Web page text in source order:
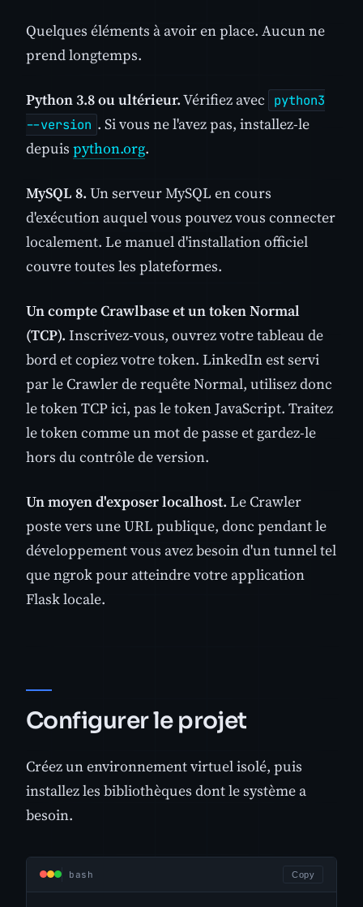
Quelques éléments à avoir en place. Aucun ne
prend longtemps.
Python 3.8 ou ultérieur.Vérifiez avec
python3
--version . Si vous ne l'avez pas, installez-le
depuis python.org.
MySQL 8. Un serveur MySQL en cours
d'exécution auquel vous pouvez vous connecter
localement. Le manuel d'installation officiel
couvre toutes les plateformes.
Un compte Crawlbase et un token Normal
(TCP). Inscrivez-vous, ouvrez votre tableau de
bord et copiez votre token. LinkedIn est servi
par le Crawler de requête Normal, utilisez donc
le token TCP ici, pas le token JavaScript. Traitez
le token comme un mot de passe et gardez-le
hors du contrôle de version.
Un moyen d'exposer localhost. Le Crawler
poste vers une URL publique, donc pendant le
développement vous avez besoin d'un tunnel tel
que ngrok pour atteindre votre application
Flask locale.
Configurer le projet
Créez un environnement virtuel isolé, puis
installez les bibliothèques dont le système a
besoin.
bash Copy